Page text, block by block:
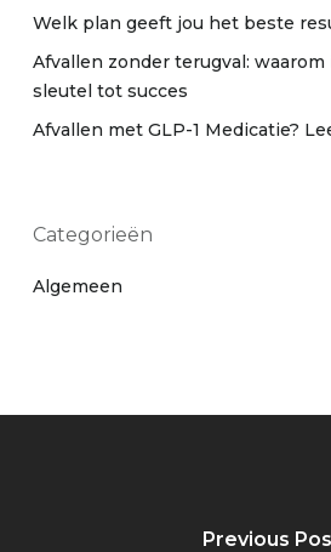
Welk plan geeft jou het beste
Afvallen zonder terugval:
sleutel tot succes
Afvallen met GLP-1 Medicatie?
Categorieën
Algemeen
Previous